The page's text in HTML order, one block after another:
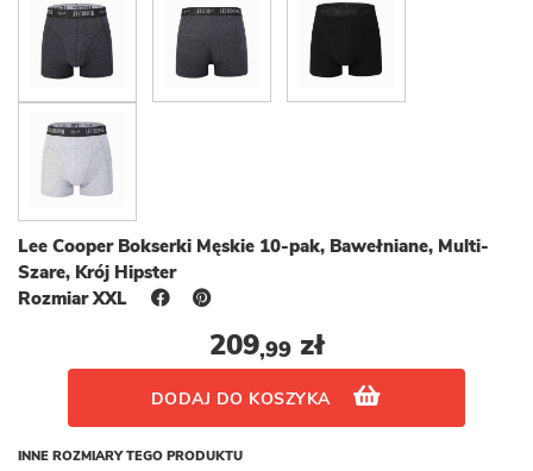
Lee Cooper Bokserki Męskie 10-pak, Bawełniane, Multi-
Szare, Krój Hipster
Rozmiar XXL
209,99zł
DODAJ DO KOSZYKA
INNE ROZMIARY TEGO PRODUKTU